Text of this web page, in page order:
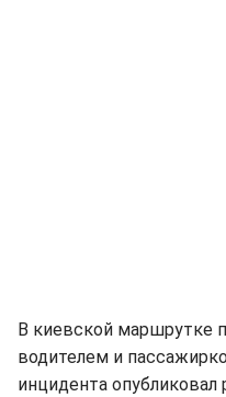
В киевской маршрутке
водителем и
инцидента